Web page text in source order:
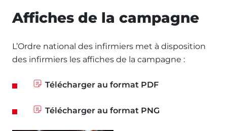
Affiches de la campagne
L’Ordre national des infirmiers met à disposition
des infirmiers les affiches de la campagne :
Télécharger au format PDF
Télécharger au format PNG